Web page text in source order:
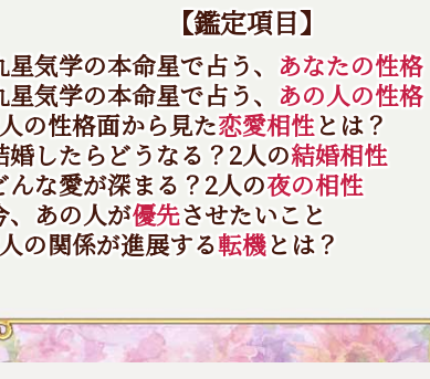
【鑑定項目】
気学の本命星で占う、 あなたの性格
気学の本命星で占う、 あの人の性格
の性格面から見た恋愛相性とは？
したらどうなる？2人の結婚相性
な愛が深まる？2人の夜の相性
あの人が優先させたいこと
の関係が進展する転機とは？